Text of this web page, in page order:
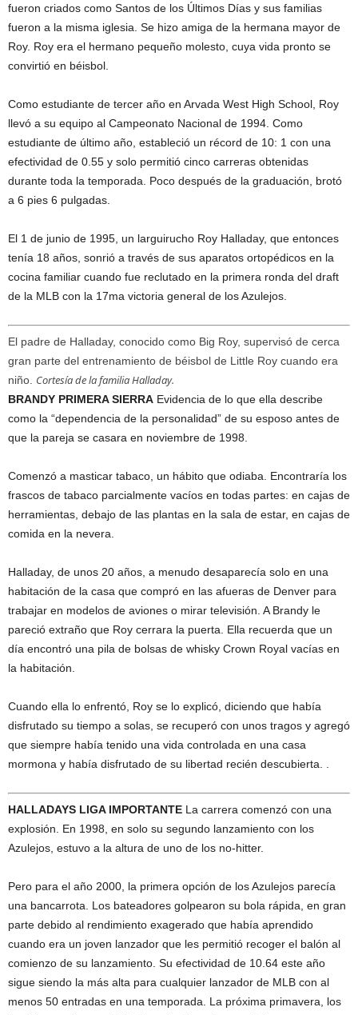
fueron criados como Santos de los Últimos Días y sus familias
fueron a la misma iglesia. Se hizo amiga de la hermana mayor de
Roy. Roy era el hermano pequeño molesto, cuya vida pronto se
convirtió en béisbol.
Como estudiante de tercer año en Arvada West High School, Roy
llevó a su equipo al Campeonato Nacional de 1994. Como
estudiante de último año, estableció un récord de 10: 1 con una
efectividad de 0.55 y solo permitió cinco carreras obtenidas
durante toda la temporada. Poco después de la graduación, brotó
a 6 pies 6 pulgadas.
El 1 de junio de 1995, un larguirucho Roy Halladay, que entonces
tenía 18 años, sonrió a través de sus aparatos ortopédicos en la
cocina familiar cuando fue reclutado en la primera ronda del draft
de la MLB con la 17ma victoria general de los Azulejos.
El padre de Halladay, conocido como Big Roy, supervisó de cerca
gran parte del entrenamiento de béisbol de Little Roy cuando era
niño. Cortesía de la familia Halladay.
BRANDY PRIMERA SIERRA Evidencia de lo que ella describe
como la “dependencia de la personalidad” de su esposo antes de
que la pareja se casara en noviembre de 1998.
Comenzó a masticar tabaco, un hábito que odiaba. Encontraría los
frascos de tabaco parcialmente vacíos en todas partes: en cajas de
herramientas, debajo de las plantas en la sala de estar, en cajas de
comida en la nevera.
Halladay, de unos 20 años, a menudo desaparecía solo en una
habitación de la casa que compró en las afueras de Denver para
trabajar en modelos de aviones o mirar televisión. A Brandy le
pareció extraño que Roy cerrara la puerta. Ella recuerda que un
día encontró una pila de bolsas de whisky Crown Royal vacías en
la habitación.
Cuando ella lo enfrentó, Roy se lo explicó, diciendo que había
disfrutado su tiempo a solas, se recuperó con unos tragos y agregó
que siempre había tenido una vida controlada en una casa
mormona y había disfrutado de su libertad recién descubierta. .
HALLADAYS LIGA IMPORTANTE La carrera comenzó con una
explosión. En 1998, en solo su segundo lanzamiento con los
Azulejos, estuvo a la altura de uno de los no-hitter.
Pero para el año 2000, la primera opción de los Azulejos parecía
una bancarrota. Los bateadores golpearon su bola rápida, en gran
parte debido al rendimiento exagerado que había aprendido
cuando era un joven lanzador que les permitió recoger el balón al
comienzo de su lanzamiento. Su efectividad de 10.64 este año
sigue siendo la más alta para cualquier lanzador de MLB con al
menos 50 entradas en una temporada. La próxima primavera, los